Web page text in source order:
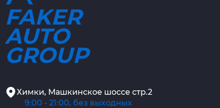
FAKER
AUTO
GROUP
Химки, Машкинское шоссе стр.2
9:00 - 21:00, без выходных